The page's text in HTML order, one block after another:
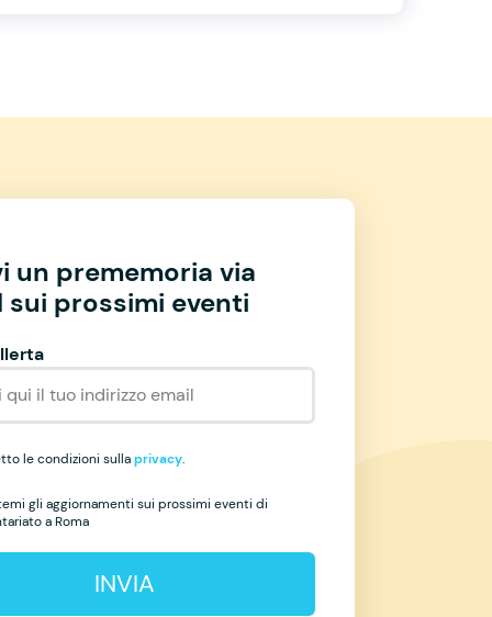
un prememoria via
sui prossimi eventi
le condizioni sullaprivacy.
gli aggiornamenti sui prossimi eventi di
a Roma
INVIA